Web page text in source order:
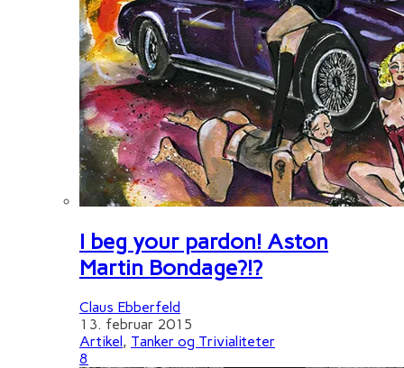
I beg your pardon! Aston
Martin Bondage?!?
Claus Ebberfeld
13. februar 2015
Artikel, Tanker og Trivialiteter
8